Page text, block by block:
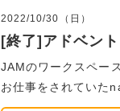
2022/10/30（日）
[終了]アドベン
JAMのワークスペー
お仕事をされていた